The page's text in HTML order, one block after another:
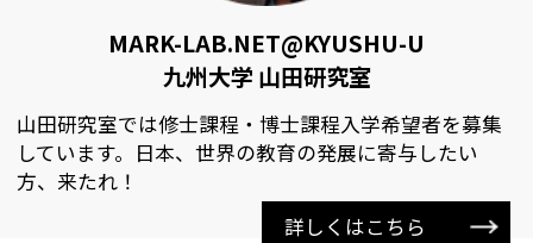
MARK-LAB.NET@KYUSHU-U
九州大学 山田研究室
山田研究室では修士課程・博士課程入学希望者を募集
しています。日本、世界の教育の発展に寄与したい
方、来たれ！
詳しくはこちら